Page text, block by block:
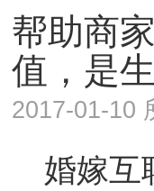
帮助商
值，是
2017-01-10
婚嫁互